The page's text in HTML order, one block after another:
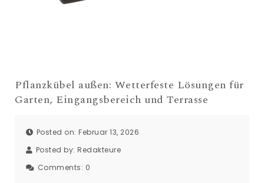
Pflanzkübel außen: Wetterfeste Lösungen für
Garten, Eingangsbereich und Terrasse
Posted on: Februar 13, 2026
Posted by: Redakteure
Comments: 0